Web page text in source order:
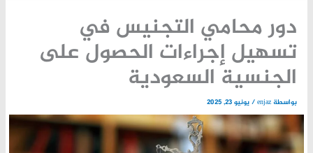
دور محامي التجنيس في
تسهيل إجراءات الحصول على
الجنسية السعودية
بواسطةenjaz
/يونيو 23, 2025